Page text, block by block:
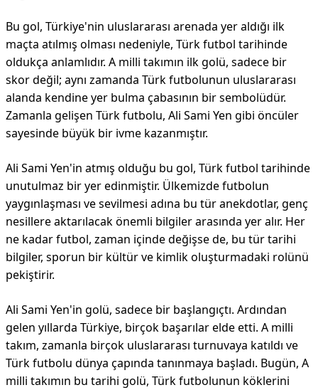
Bu gol, Türkiye'nin uluslararası arenada yer aldığı ilk
maçta atılmış olması nedeniyle, Türk futbol tarihinde
oldukça anlamlıdır. A milli takımın ilk golü, sadece bir
skor değil; aynı zamanda Türk futbolunun uluslararası
alanda kendine yer bulma çabasının bir sembolüdür.
Zamanla gelişen Türk futbolu, Ali Sami Yen gibi öncüler
sayesinde büyük bir ivme kazanmıştır.
Ali Sami Yen'in atmış olduğu bu gol, Türk futbol tarihinde
unutulmaz bir yer edinmiştir. Ülkemizde futbolun
yaygınlaşması ve sevilmesi adına bu tür anekdotlar, genç
nesillere aktarılacak önemli bilgiler arasında yer alır. Her
ne kadar futbol, zaman içinde değişse de, bu tür tarihi
bilgiler, sporun bir kültür ve kimlik oluşturmadaki rolünü
pekiştirir.
Ali Sami Yen'in golü, sadece bir başlangıçtı. Ardından
gelen yıllarda Türkiye, birçok başarılar elde etti. A milli
takım, zamanla birçok uluslararası turnuvaya katıldı ve
Türk futbolu dünya çapında tanınmaya başladı. Bugün, A
milli takımın bu tarihi golü, Türk futbolunun köklerini